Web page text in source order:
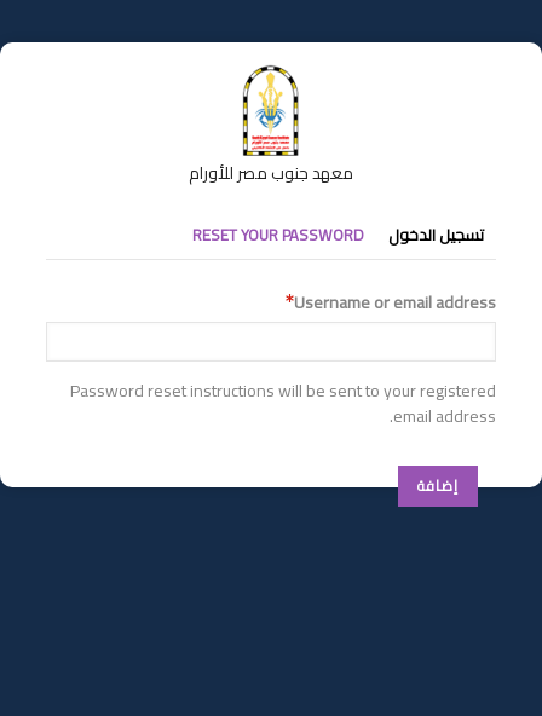
إلى
المحتوى
معهد جنوب مصر للأورام
التبويبات
الأساسية
تسجيل الدخول RESET YOUR PASSWORD
Username or email address
Password reset instructions will be sent to your registered
email address.